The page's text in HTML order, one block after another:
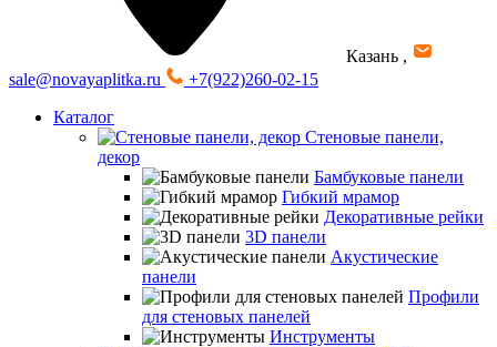
Казань ,
sale@novayaplitka.ru
+7(922)260-02-15
Каталог
Стеновые панели,
декор
Бамбуковые панели
Гибкий мрамор
Декоративные рейки
3D панели
Акустические
панели
Профили
для стеновых панелей
Инструменты